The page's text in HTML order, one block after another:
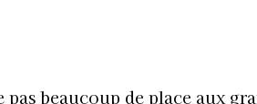
beaucoup de place aux